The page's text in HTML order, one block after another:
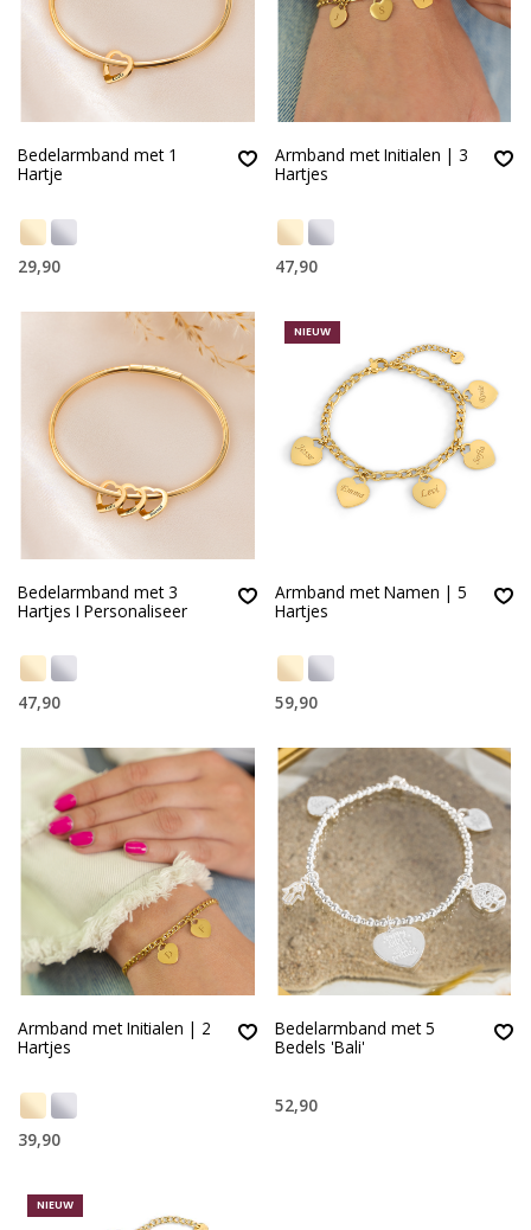
Bedelarmband met 1
Hartje
29,90
Armband met Initialen | 3
Hartjes
47,90
Bedelarmband met 3
Hartjes I Personaliseer
47,90
NIEUW
Armband met Namen | 5
Hartjes
59,90
Armband met Initialen | 2
Hartjes
39,90
Bedelarmband met 5
Bedels 'Bali'
52,90
NIEUW